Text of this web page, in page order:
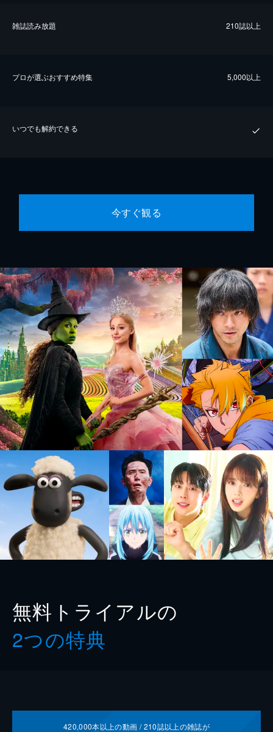
雑誌読み放題 210誌以上
プロが選ぶおすすめ特集 5,000以上
いつでも解約できる
今すぐ観る
無料トライアルの
2つの特典
420,000本以上の動画 /210誌以上の雑誌が